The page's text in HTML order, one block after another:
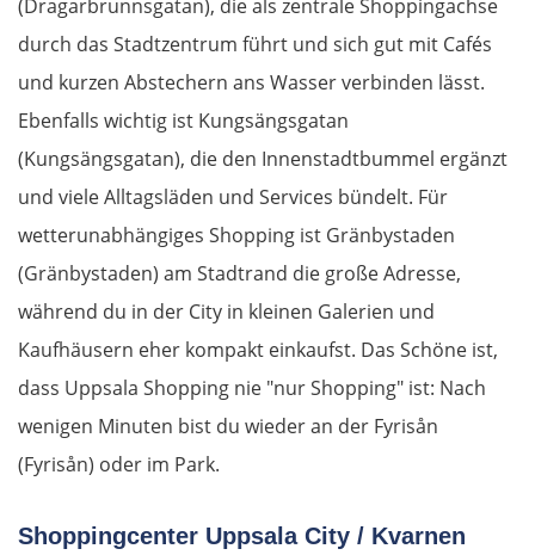
(Dragarbrunnsgatan), die als zentrale Shoppingachse
durch das Stadtzentrum führt und sich gut mit Cafés
und kurzen Abstechern ans Wasser verbinden lässt.
Ebenfalls wichtig ist Kungsängsgatan
(Kungsängsgatan), die den Innenstadtbummel ergänzt
und viele Alltagsläden und Services bündelt. Für
wetterunabhängiges Shopping ist Gränbystaden
(Gränbystaden) am Stadtrand die große Adresse,
während du in der City in kleinen Galerien und
Kaufhäusern eher kompakt einkaufst. Das Schöne ist,
dass Uppsala Shopping nie "nur Shopping" ist: Nach
wenigen Minuten bist du wieder an der Fyrisån
(Fyrisån) oder im Park.
Shoppingcenter Uppsala City / Kvarnen
Esztergom
Budapest
Tiszafüred
Debrecen
Rumänien Ost